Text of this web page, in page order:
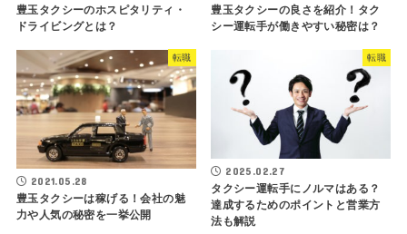
豊玉タクシーのホスピタリティ・
ドライビングとは？
豊玉タクシーの良さを紹介！タク
シー運転手が働きやすい秘密は？
転職
2021.05.28
豊玉タクシーは稼げる！会社の魅
力や人気の秘密を一挙公開
転職
2025.02.27
タクシー運転手にノルマはある？
達成するためのポイントと営業方
法も解説